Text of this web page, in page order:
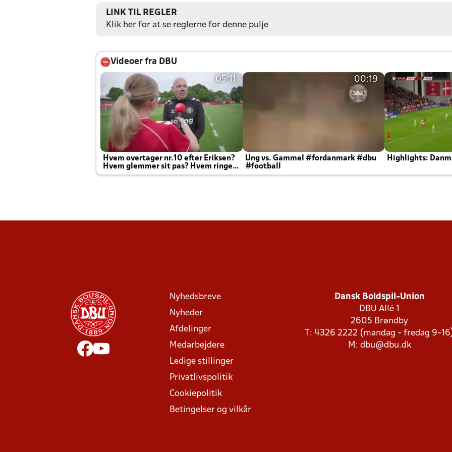
LINK TIL REGLER
Klik her for at se reglerne for denne pulje
Videoer fra DBU
05:11
Hvem overtager nr.10 efter Eriksen?
Hvem glemmer sit pas? Hvem ringer
Joachim altid til efter kampe?
00:19
Ung vs. Gammel #fordanmark #dbu
#football
Highlights:
Nyhedsbreve
Nyheder
Afdelinger
Medarbejdere
Ledige stillinger
Privatlivspolitik
Cookiepolitik
Betingelser og vilkår
Dansk Boldspil-Union
DBU Allé 1
2605 Brøndby
T: 4326 2222 (mandag - fredag 9-
M: dbu@dbu.dk